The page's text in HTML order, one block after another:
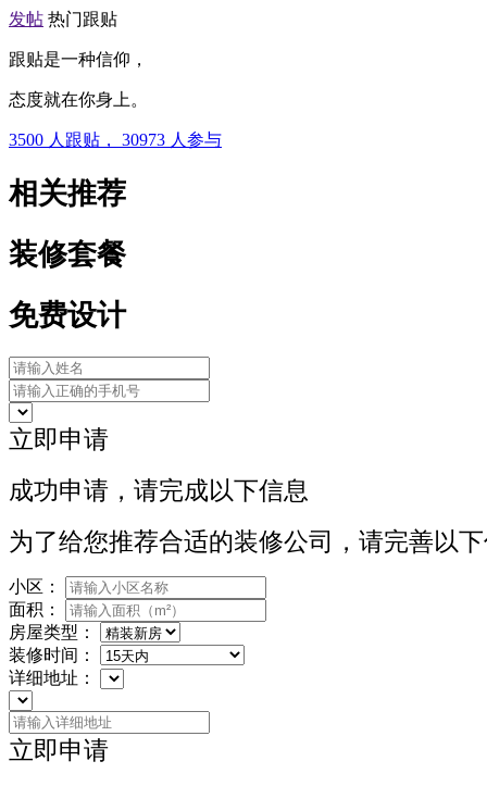
发帖 热门跟贴
跟贴是一种信仰，
态度就在你身上。
3500 人跟贴， 30973 人参与
相关推荐
装修套餐
免费设计
立即申请
成功申请，请完成以下信息
为了给您推荐合适的装修公司，请完善以
小区：
面积：
房屋类型：
装修时间：
详细地址：
立即申请